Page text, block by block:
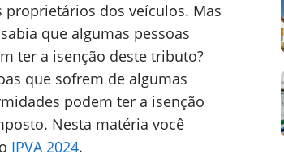
proprietários dos veículos. Mas
que algumas pessoas
ter a isenção deste tributo?
que sofrem de algumas
podem ter a isenção
Nesta matéria você
IPVA 2024.